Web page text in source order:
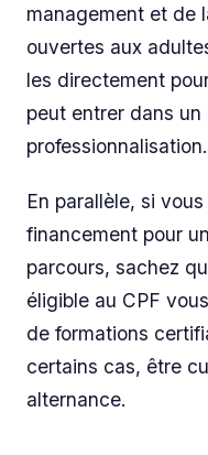
management et de
ouvertes aux
les directement
peut entrer dans
professionnalisation.
En parallèle, si
financement pour
parcours, sachez
éligible au CPF
de formations
certains cas, être
alternance.